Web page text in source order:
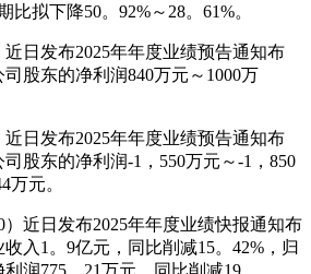
比拟下降50。92%～28。61%。
日发布2025年年度业绩预告通知布
股东的净利润840万元～1000万
日发布2025年年度业绩预告通知布
股东的净利润-1，550万元～-1，850
万元。
近日发布2025年年度业绩快报通知布
入1。9亿元，同比削减15。42%，归
润775。21万元，同比削减19。